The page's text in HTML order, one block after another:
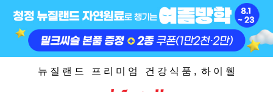
뉴 질 랜 드 프 리 미 엄 건 강 식 품 , 하 이 웰